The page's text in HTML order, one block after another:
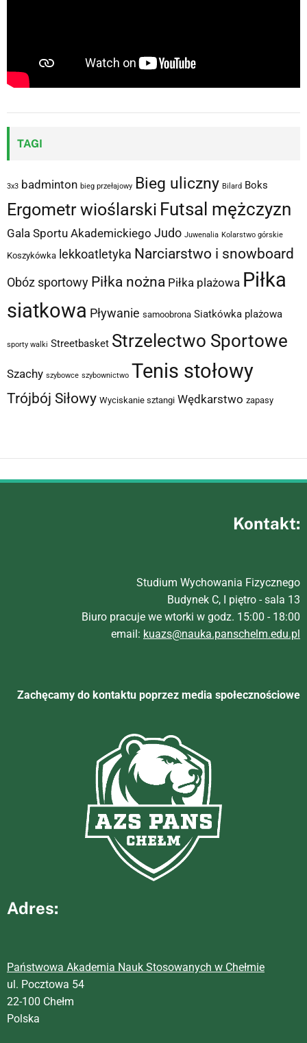
TAGI
3x3 badminton bieg przełajowy Bieg uliczny Bilard Boks
Ergometr wioślarski Futsal mężczyzn
Gala Sportu Akademickiego Judo Juwenalia Kolarstwo górskie
Koszykówka lekkoatletyka Narciarstwo i snowboard
Obóz sportowy Piłka nożna Piłka plażowa Piłka
siatkowa Pływanie samoobrona Siatkówka plażowa
sporty walki Streetbasket Strzelectwo Sportowe
Szachy szybowce szybownictwo Tenis stołowy
Trójbój Siłowy Wyciskanie sztangi Wędkarstwo zapasy
Kontakt:
Studium Wychowania Fizycznego
Budynek C, I piętro - sala 13
Biuro pracuje we wtorki w godz. 15:00 - 18:00
email: kuazs@nauka.panschelm.edu.pl
Zachęcamy do kontaktu poprzez media społecznościowe
Adres:
Państwowa Akademia Nauk Stosowanych w Chełmie
ul. Pocztowa 54
22-100 Chełm
Polska